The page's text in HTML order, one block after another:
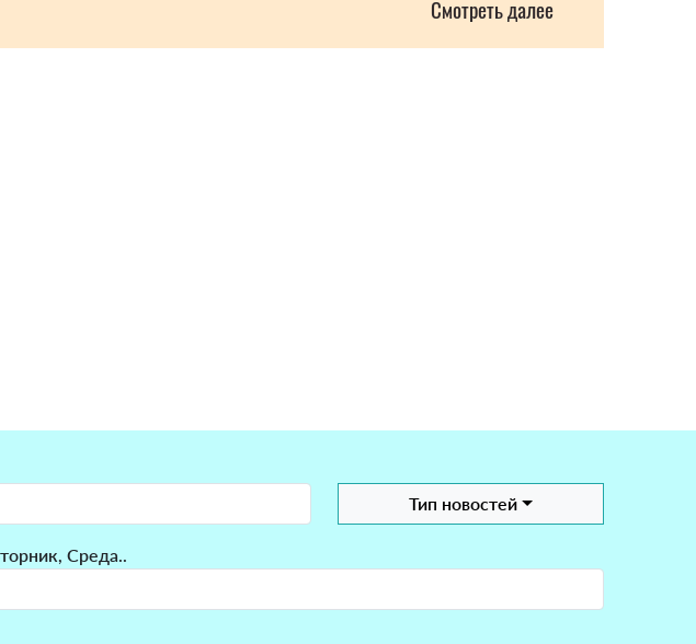
Смотреть далее
Тип новостей
Среда..